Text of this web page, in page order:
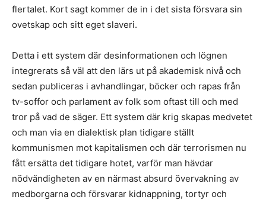
flertalet. Kort sagt kommer de in i det sista försvara sin
ovetskap och sitt eget slaveri.
Detta i ett system där desinformationen och lögnen
integrerats så väl att den lärs ut på akademisk nivå och
sedan publiceras i avhandlingar, böcker och rapas från
tv-soffor och parlament av folk som oftast till och med
tror på vad de säger. Ett system där krig skapas medvetet
och man via en dialektisk plan tidigare ställt
kommunismen mot kapitalismen och där terrorismen nu
fått ersätta det tidigare hotet, varför man hävdar
nödvändigheten av en närmast absurd övervakning av
medborgarna och försvarar kidnappning, tortyr och